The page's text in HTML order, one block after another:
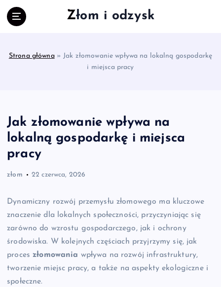
Złom i odzysk
Strona główna»Jak złomowanie wpływa na lokalną gospodarkę
i miejsca pracy
Jak złomowanie wpływa na
lokalną gospodarkę i miejsca
pracy
złom 22 czerwca, 2026
Dynamiczny rozwój przemysłu złomowego ma kluczowe
znaczenie dla lokalnych społeczności, przyczyniając się
zarówno do wzrostu gospodarczego, jak i ochrony
środowiska. W kolejnych częściach przyjrzymy się, jak
proceszłomowania wpływa na rozwój infrastruktury,
tworzenie miejsc pracy, a także na aspekty ekologiczne i
społeczne.